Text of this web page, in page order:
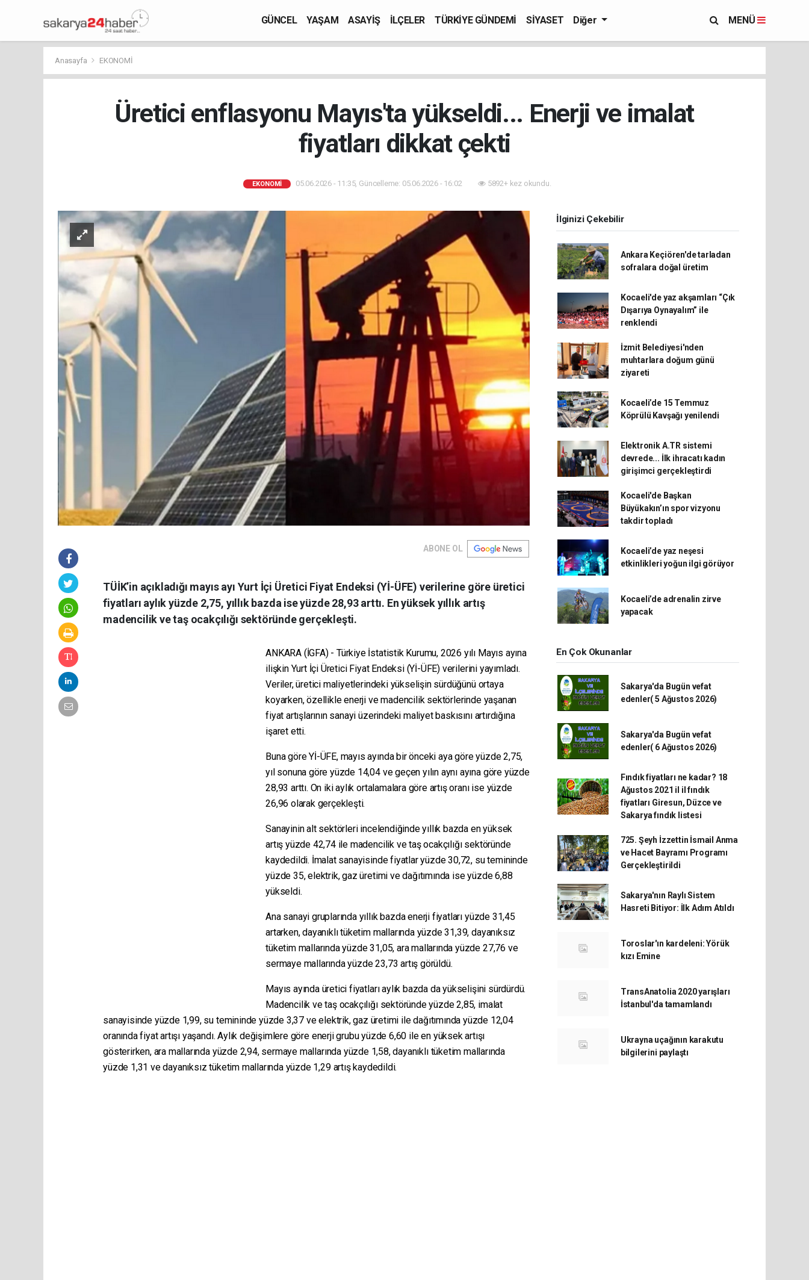
GÜNCEL YAŞAM ASAYİŞ İLÇELER TÜRKİYE GÜNDEMİ SİYASET Diğer MENÜ
Anasayfa EKONOMİ
Üretici enflasyonu Mayıs'ta yükseldi... Enerji ve imalat
fiyatları dikkat çekti
EKONOMİ 05.06.2026 - 11:35, Güncelleme: 05.06.2026 - 16:02 5892+ kez okundu.
ABONE OL
TÜİK’in açıkladığı mayıs ayı Yurt İçi Üretici Fiyat Endeksi (Yİ-ÜFE) verilerine göre üretici
fiyatları aylık yüzde 2,75, yıllık bazda ise yüzde 28,93 arttı. En yüksek yıllık artış
madencilik ve taş ocakçılığı sektöründe gerçekleşti.
ANKARA (İGFA) - Türkiye İstatistik Kurumu, 2026 yılı Mayıs ayına
ilişkin Yurt İçi Üretici Fiyat Endeksi (Yİ-ÜFE) verilerini yayımladı.
Veriler, üretici maliyetlerindeki yükselişin sürdüğünü ortaya
koyarken, özellikle enerji ve madencilik sektörlerinde yaşanan
fiyat artışlarının sanayi üzerindeki maliyet baskısını artırdığına
işaret etti.
Buna göre Yİ-ÜFE, mayıs ayında bir önceki aya göre yüzde 2,75,
yıl sonuna göre yüzde 14,04 ve geçen yılın aynı ayına göre yüzde
28,93 arttı. On iki aylık ortalamalara göre artış oranı ise yüzde
26,96 olarak gerçekleşti.
Sanayinin alt sektörleri incelendiğinde yıllık bazda en yüksek
artış yüzde 42,74 ile madencilik ve taş ocakçılığı sektöründe
kaydedildi. İmalat sanayisinde fiyatlar yüzde 30,72, su temininde
yüzde 35, elektrik, gaz üretimi ve dağıtımında ise yüzde 6,88
yükseldi.
Ana sanayi gruplarında yıllık bazda enerji fiyatları yüzde 31,45
artarken, dayanıklı tüketim mallarında yüzde 31,39, dayanıksız
tüketim mallarında yüzde 31,05, ara mallarında yüzde 27,76 ve
sermaye mallarında yüzde 23,73 artış görüldü.
Mayıs ayında üretici fiyatları aylık bazda da yükselişini sürdürdü.
Madencilik ve taş ocakçılığı sektöründe yüzde 2,85, imalat
sanayisinde yüzde 1,99, su temininde yüzde 3,37 ve elektrik, gaz üretimi ile dağıtımında yüzde 12,04
oranında fiyat artışı yaşandı. Aylık değişimlere göre enerji grubu yüzde 6,60 ile en yüksek artışı
gösterirken, ara mallarında yüzde 2,94, sermaye mallarında yüzde 1,58, dayanıklı tüketim mallarında
yüzde 1,31 ve dayanıksız tüketim mallarında yüzde 1,29 artış kaydedildi.
İlginizi Çekebilir
Ankara Keçiören'de tarladan
sofralara doğal üretim
Kocaeli'de yaz akşamları “Çık
Dışarıya Oynayalım” ile
renklendi
İzmit Belediyesi'nden
muhtarlara doğum günü
ziyareti
Kocaeli’de 15 Temmuz
Köprülü Kavşağı yenilendi
Elektronik A.TR sistemi
devrede... İlk ihracatı kadın
girişimci gerçekleştirdi
Kocaeli'de Başkan
Büyükakın’ın spor vizyonu
takdir topladı
Kocaeli’de yaz neşesi
etkinlikleri yoğun ilgi görüyor
Kocaeli’de adrenalin zirve
yapacak
En Çok Okunanlar
Sakarya'da Bugün vefat
edenler( 5 Ağustos 2026)
Sakarya'da Bugün vefat
edenler( 6 Ağustos 2026)
Fındık fiyatları ne kadar? 18
Ağustos 2021 il il fındık
fiyatları Giresun, Düzce ve
Sakarya fındık listesi
725. Şeyh İzzettin İsmail Anma
ve Hacet Bayramı Programı
Gerçekleştirildi
Sakarya'nın Raylı Sistem
Hasreti Bitiyor: İlk Adım Atıldı
Toroslar'ın kardeleni: Yörük
kızı Emine
TransAnatolia 2020 yarışları
İstanbul'da tamamlandı
Ukrayna uçağının karakutu
bilgilerini paylaştı